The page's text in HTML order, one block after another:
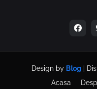
Design by Blog |
Acasa